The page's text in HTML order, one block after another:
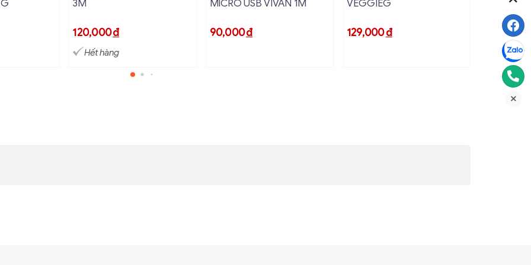
để xem phim với chất lượng hình ảnh và âm thanh tuyệt vời.
một công cụ hữu ích và tiện lợi, giúp bạn kết nối các thiết bị HDMI với màn hình DisplayPort một cách
ảnh 4K sắc nét và âm thanh sống động, đây là một lựa chọn lý tưởng cho những ai muốn nâng cao trải
3M
120,000đ
Hết hàng
MICRO USB VIVAN 1M
90,000đ
VEGGIEG
129,000đ
C XBOX
190,000đ